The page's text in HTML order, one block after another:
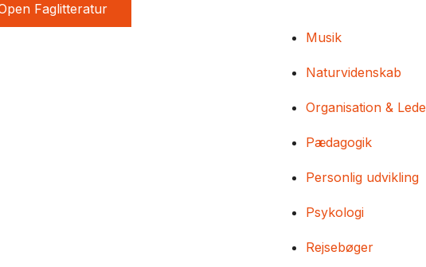
Faglitteratur
Musik
Naturvidenskab
Organisation &
Pædagogik
Personlig udvikling
Psykologi
Rejsebøger